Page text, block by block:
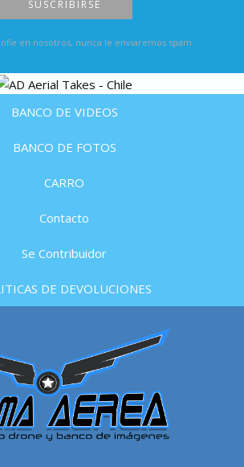
SUSCRIBIRSE
en nosotros, nunca le enviaremos spam
BANCO DE VIDEOS
BANCO DE FOTOS
CARRO
Contacto
Se Contribuidor
DE DEVOLUCIONES